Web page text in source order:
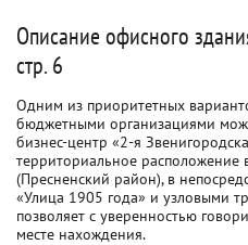
Описание офисного
стр. 6
Одним из приоритетных
бюджетными организациями
бизнес-центр «2-я
территориальное расположение
(Пресненский район), в
«Улица 1905 года» и узловыми
позволяет с уверенностью
месте нахождения.